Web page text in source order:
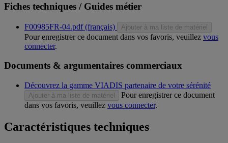
Fiches techniques / Guides métier
F00985FR-04.pdf (français) Ajouter à ma liste de matériel
Pour enregistrer ce document dans vos favoris, veuillez vous
connecter.
Documents & argumentaires commerciaux
Découvrez la gamme VIADIS partenaire de votre sérénité
Ajouter à ma liste de matériel
Pour enregistrer ce document
dans vos favoris, veuillez vous connecter.
Caractéristiques techniques